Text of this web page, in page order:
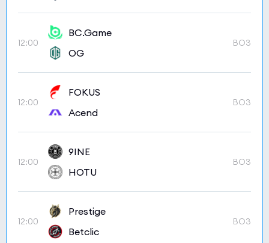
12:00
BC.Game
OG
BO3
12:00
FOKUS
Acend
BO3
12:00
9INE
HOTU
BO3
12:00
Prestige
Betclic
BO3